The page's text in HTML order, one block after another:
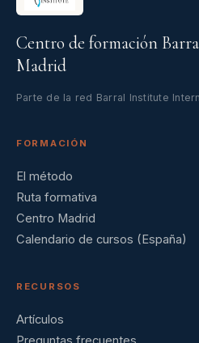
Centro de formación
Madrid
Parte de la red Barral Institute
FORMACIÓN
El método
Ruta formativa
Centro Madrid
Calendario de cursos (España)
RECURSOS
Artículos